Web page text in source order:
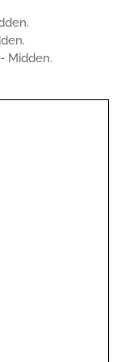
Midden.